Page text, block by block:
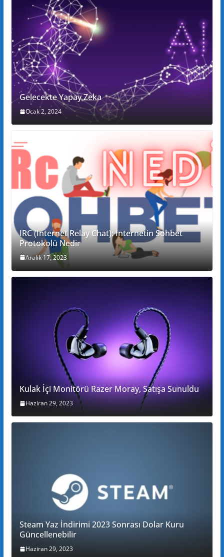
Gelecekte Yapay Zeka
Ocak 2, 2024
IRC (Internet Relay Chat): İnternetin Sohbet
Protokolü Nedir
Aralık 17, 2023
Kulak İçi Monitörü Razer Moray, Satışa Sunuldu
Haziran 29, 2023
Steam Yaz İndirimi 2023 Sonrası Dolar Kuru
Güncellenebilir
Haziran 29, 2023